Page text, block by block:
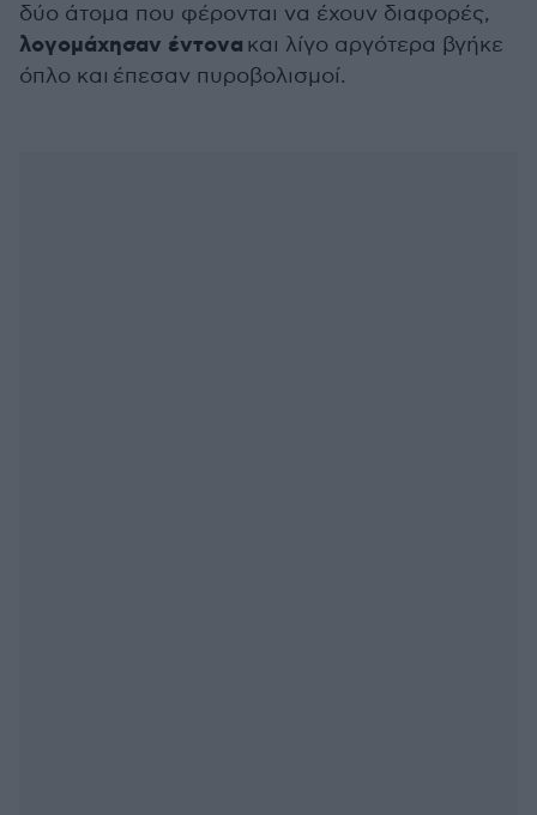
δύο άτομα που φέρονται να έχουν διαφορές,
λογομάχησαν έντονα και λίγο αργότερα βγήκε
όπλο και έπεσαν πυροβολισμοί.